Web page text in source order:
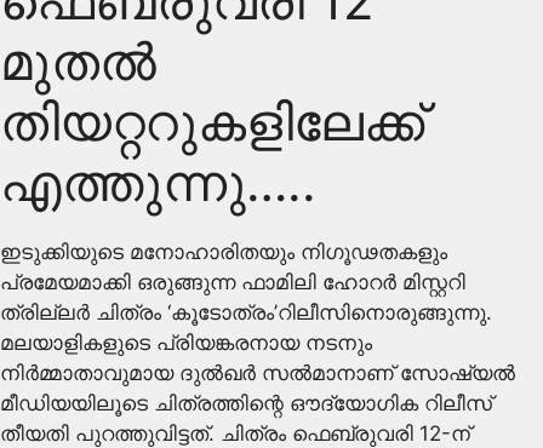
മുതൽ
തിയറ്ററുകളിലേക്ക്
എത്തുന്നു…..
ഇടുക്കിയുടെ മനോഹാരിതയും നിഗൂഢതകളും
പ്രമേയമാക്കി ഒരുങ്ങുന്ന ഫാമിലി ഹോറർ മിസ്റ്ററി
ത്രില്ലർ ചിത്രം ‘കൂടോത്രം’റിലീസിനൊരുങ്ങുന്നു.
മലയാളികളുടെ പ്രിയങ്കരനായ നടനും
നിർമ്മാതാവുമായ ദുൽഖർ സൽമാനാണ് സോഷ്യൽ
മീഡിയയിലൂടെ ചിത്രത്തിന്റെ ഔദ്യോഗിക റിലീസ്
തീയതി പുറത്തുവിട്ടത്. ചിത്രം ഫെബ്രുവരി 12-ന്